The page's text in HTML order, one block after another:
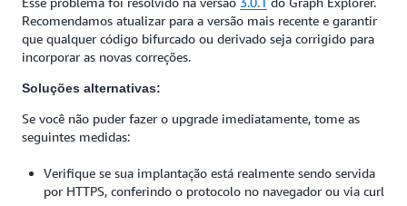
Recomendamos atualizar para a versão mais recente e garantir
que qualquer código bifurcado ou derivado seja corrigido para
incorporar as novas correções.
Soluções alternativas:
Se você não puder fazer o upgrade imediatamente, tome as
seguintes medidas:
Verifique se sua implantação está realmente sendo servida
por HTTPS, conferindo o protocolo no navegador ou via curl